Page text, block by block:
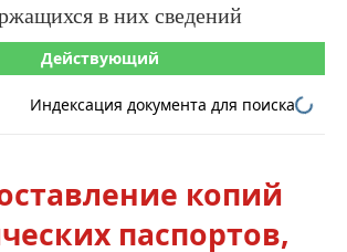
в них сведений
Действующий
Индексация документа для поиска
копий
паспортов,